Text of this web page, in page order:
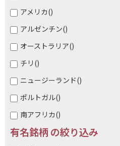
アメリカ()
アルゼンチン()
オーストラリア()
チリ ()
ニュージーランド()
ポルトガル()
南アフリカ()
有名銘柄 の絞り込み